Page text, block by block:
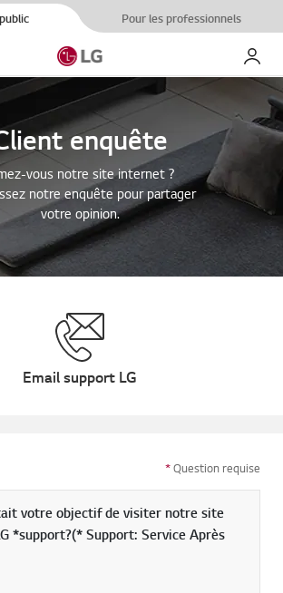
Pour les professionnels
Mon
enquête
vous notre site internet ?
notre enquête pour partager
votre opinion.
Email support LG
*Question requise
obligatoires
votre objectif de visiter notre site
*support?(* Support: Service Après